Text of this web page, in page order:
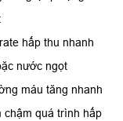
hấp thu nhanh
nước ngọt
máu tăng nhanh
chậm quá trình hấp